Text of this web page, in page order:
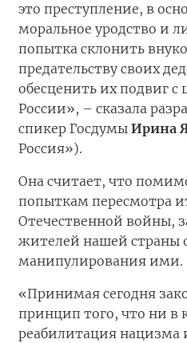
это преступление, в
моральное уродство и
попытка склонить
предательству своих
обесценить их подвиг с
России», – сказала
спикер Госдумы Ирина
Россия»).
Она считает, что
попыткам пересмотра
Отечественной войны,
жителей нашей страны
манипулирования ими.
«Принимая сегодня
принцип того, что ни в
реабилитация нацизма